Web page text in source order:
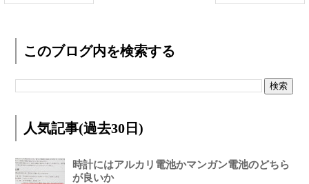
このブログ内を検索する
人気記事(過去30日)
時計にはアルカリ電池かマンガン電池のどちら
が良いか